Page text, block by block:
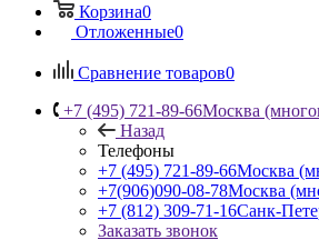
Корзина0
Отложенные0
Сравнение товаров0
+7 (495) 721-89-66Москва
Назад
Телефоны
+7 (495) 721-89-66Москва
+7(906)090-08-78Москва
+7 (812) 309-71-16Санк-
Заказать звонок